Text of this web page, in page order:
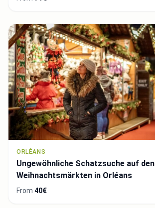
ORLÉANS
Ungewöhnliche Schatzsuche auf den
Weihnachtsmärkten in Orléans
From 40€